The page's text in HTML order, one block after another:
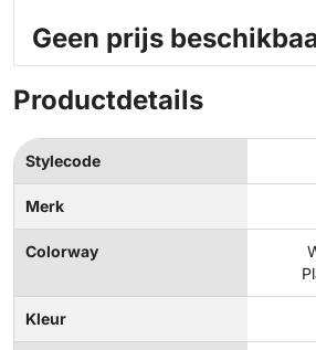
Geen prijs
Productdetails
Stylecode
Merk
Colorway
Kleur